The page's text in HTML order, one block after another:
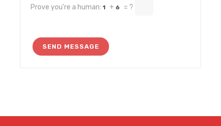
Prove you're a human: 1 + 6 = ?